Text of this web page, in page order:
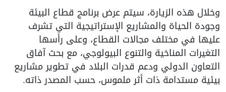
وخلال هذه الزيارة، سيتم عرض برنامج قطاع البيئة
وجودة الحياة والمشاريع الإستراتيجية التي تشرف
عليها في مختلف مجالات القطاع، وعلى رأسها
التغيرات المناخية والتنوع البيولوجي، مع بحث آفاق
التعاون الدولي ودعم قدرات البلاد في تطوير مشاريع
بيئية مستدامة ذات أثر ملموس، حسب المصدر ذاته.